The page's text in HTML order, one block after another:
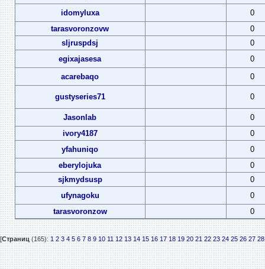
idomyluxa
0
tarasvoronzovw
0
sljruspdsj
0
egixajasesa
0
acarebaqo
0
gustyseries71 0
Jasonlab
0
ivory4187
0
yfahuniqo
0
eberylojuka
0
sjkmydsusp
0
ufynagoku
0
tarasvoronzow
0
[Страниц(165):1 2 3 4 5 6 7 8 9 10 11 12 13 14 15 16 17 18 19 20 21 22 23 24 25 26 27 28